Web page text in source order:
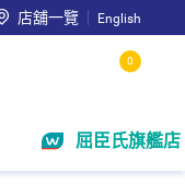
店舖一覽 English
0
屈臣氏旗艦店